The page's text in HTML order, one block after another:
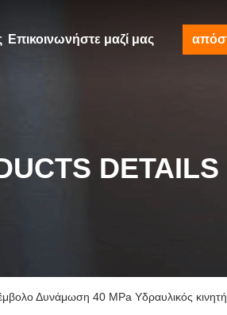
Επικοινωνήστε μαζί μας
DETAILS
Δυνάμωση 40 MPa Υδραυλικός